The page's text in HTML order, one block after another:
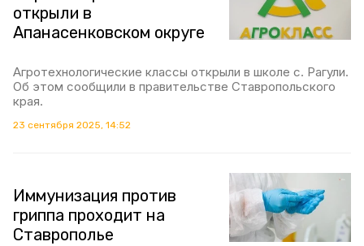
открыли в
Апанасенковском округе
Агротехнологические классы открыли в школе с. Рагули.
Об этом сообщили в правительстве Ставропольского
края.
23 сентября 2025, 14:52
Иммунизация против
гриппа проходит на
Ставрополье